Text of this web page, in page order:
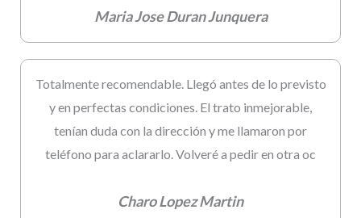
Maria Jose Duran Junquera
Totalmente recomendable. Llegó antes de lo previsto
y en perfectas condiciones. El trato inmejorable,
tenían duda con la dirección y me llamaron por
teléfono para aclararlo. Volveré a pedir en otra oc
Charo Lopez Martin